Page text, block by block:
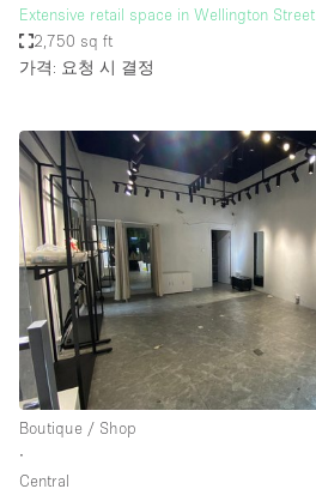
Extensive retail space in Wellington Street
2,750 sq ft
가격: 요청 시 결정
Boutique / Shop
∙
Central